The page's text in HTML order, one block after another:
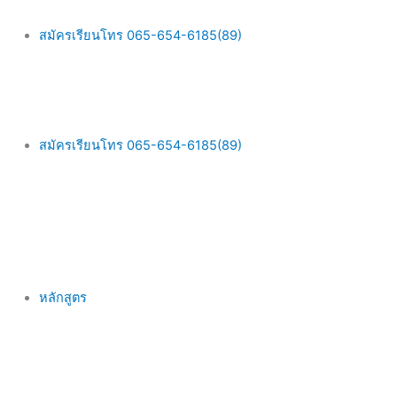
สมัครเรียนโทร 065-654-6185(89)
สมัครเรียนโทร 065-654-6185(89)
หลักสูตร
Menu